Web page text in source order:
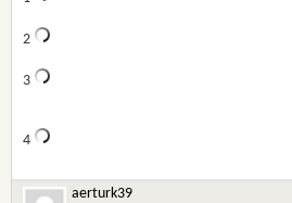
2
3
4
aerturk39